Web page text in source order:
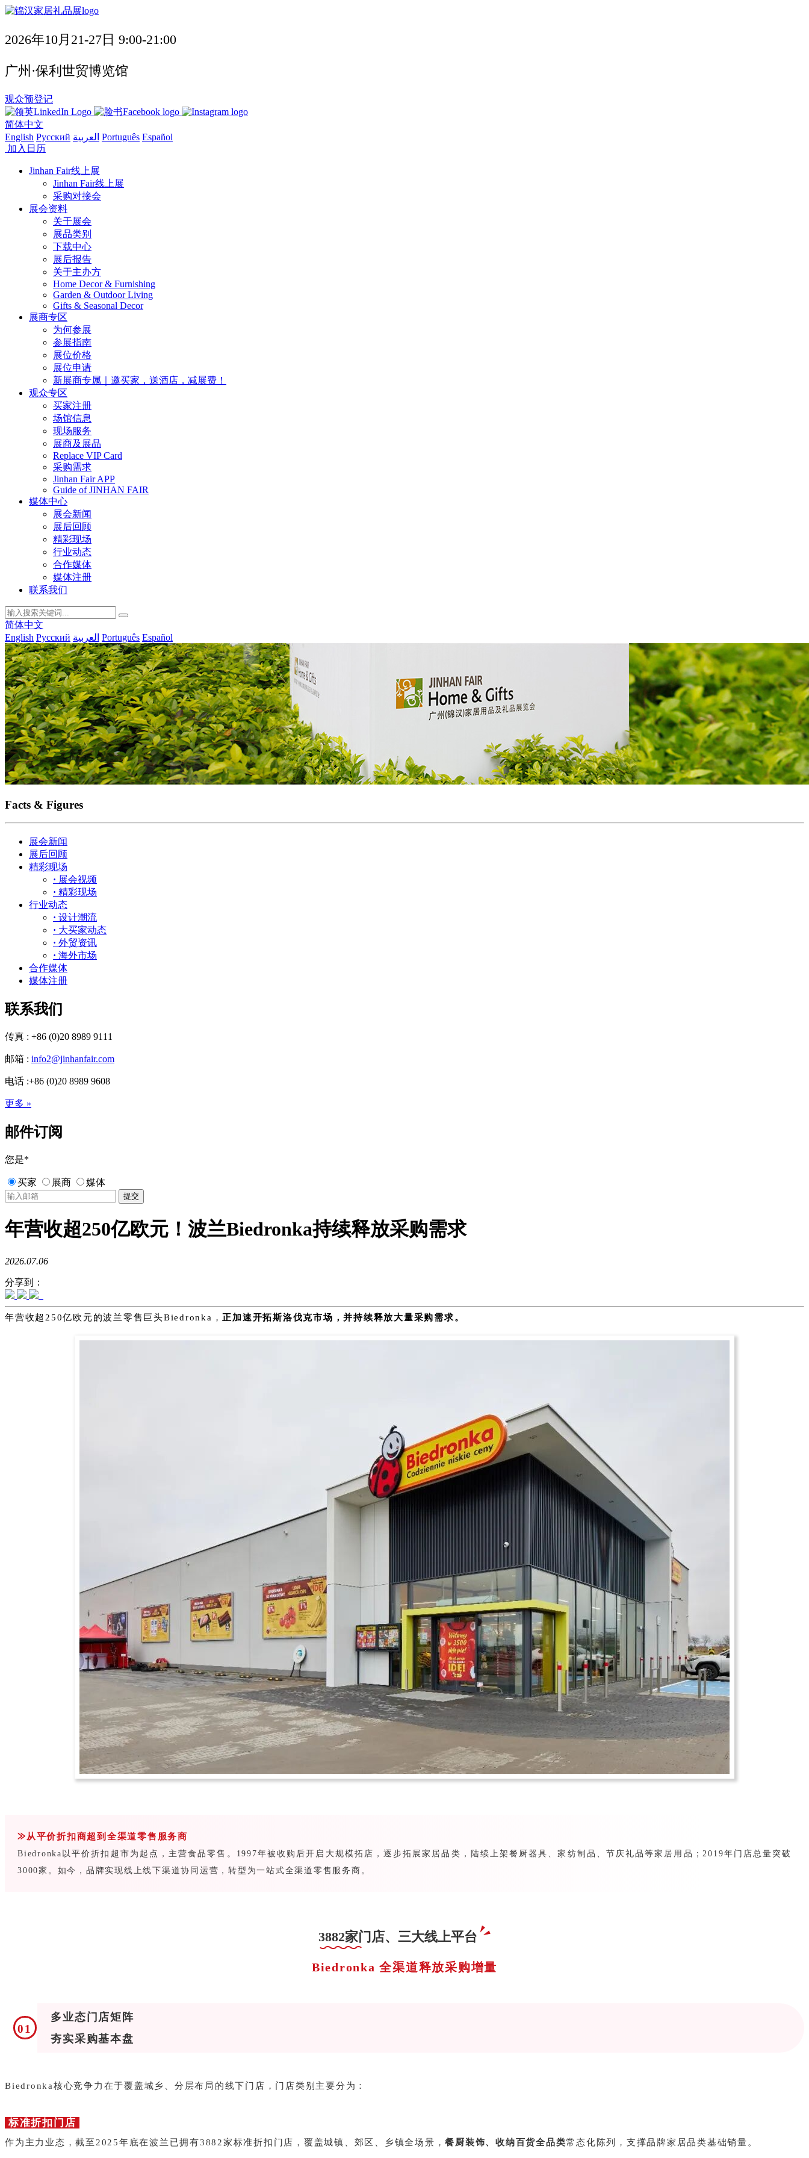
2026年10月21-27日 9:00-21:00
广州·保利世贸博览馆
观众预登记
简体中文
English Русский العربية Português Español
加入日历
Jinhan Fair线上展
Jinhan Fair线上展
采购对接会
展会资料
关于展会
展品类别
下载中心
展后报告
关于主办方
Home Decor & Furnishing
Garden & Outdoor Living
Gifts & Seasonal Decor
展商专区
为何参展
参展指南
展位价格
展位申请
新展商专属｜邀买家，送酒店，减展费！
观众专区
买家注册
场馆信息
现场服务
展商及展品
Replace VIP Card
采购需求
Jinhan Fair APP
Guide of JINHAN FAIR
媒体中心
展会新闻
展后回顾
精彩现场
行业动态
合作媒体
媒体注册
联系我们
简体中文
English Русский العربية Português Español
Facts & Figures
展会新闻
展后回顾
精彩现场
· 展会视频
· 精彩现场
行业动态
· 设计潮流
· 大买家动态
· 外贸资讯
· 海外市场
合作媒体
媒体注册
联系我们
传真 : +86 (0)20 8989 9111
邮箱 : info2@jinhanfair.com
电话 :+86 (0)20 8989 9608
更多 »
邮件订阅
您是*
买家 展商 媒体
年营收超250亿欧元！波兰Biedronka持续释放采购需求
2026.07.06
分享到：
年营收超250亿欧元的波兰零售巨头Biedronka， 正加速开拓斯洛伐克市场，并持续释放大量采购需求。
⨠从平价折扣商超到全渠道零售服务商
Biedronka以平价折扣超市为起点，主营食品零售。1997年被收购后开启大规模拓店，逐步拓展家居品类，陆续上架餐厨器具、家纺制品、节庆礼品等家居用品；2019年门店总量突破
3000家。如今，品牌实现线上线下渠道协同运营，转型为一站式全渠道零售服务商。
3882家门店、 三大线上平台
Biedronka 全渠道释放采购增量
01
多业态门店矩阵
夯实采购基本盘
Biedronka核心竞争力在于覆盖城乡、分层布局的线下门店，门店类别主要分为：
标准折扣门店
作为主力业态，截至2025年底在波兰已拥有3882家标准折扣门店，覆盖城镇、郊区、乡镇全场景，餐厨装饰、收纳百货全品类常态化陈列，支撑品牌家居品类基础销量。